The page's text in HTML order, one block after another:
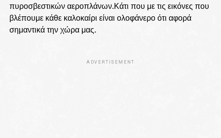
πυροσβεστικών αεροπλάνων.Κάτι που με τις εικόνες που
βλέπουμε κάθε καλοκαίρι είναι ολοφάνερο ότι αφορά
σημαντικά την χώρα μας.
ADVERTISEMENT